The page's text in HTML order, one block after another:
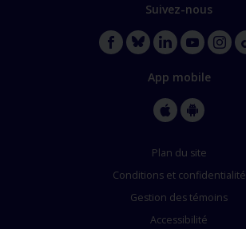
Suivez-nous
App mobile
Plan du site
Conditions et confidentialité
Gestion des témoins
Accessibilité